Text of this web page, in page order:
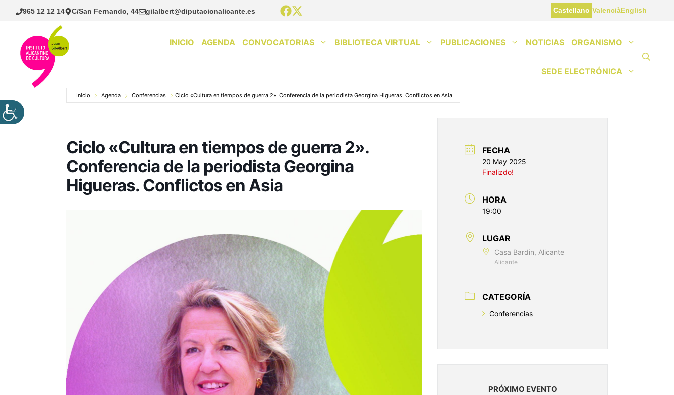
Saltar
965 12 12 14 C/San Fernando, 44 gilalbert@diputacionalicante.es Castellano ValenciàEnglish
INICIO AGENDA CONVOCATORIAS BIBLIOTECA VIRTUAL PUBLICACIONES NOTICIAS ORGANISMO
SEDE ELECTRÓNICA
Inicio Agenda Conferencias Ciclo «Cultura en tiempos de guerra 2». Conferencia de la periodista Georgina Higueras. Conflictos en Asia
Ciclo «Cultura en tiempos de guerra 2».
Conferencia de la periodista Georgina
Higueras. Conflictos en Asia
FECHA
20 May 2025
Finalizdo!
HORA
19:00
LUGAR
Casa Bardin, Alicante
Alicante
CATEGORÍA
Conferencias
PRÓXIMO EVENTO